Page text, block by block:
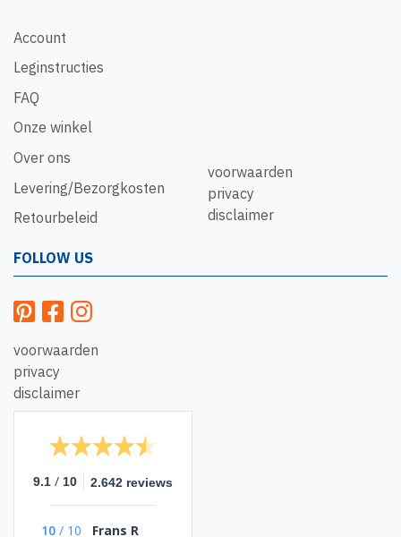
Account
Leginstructies
FAQ
Onze winkel
Over ons
Levering/Bezorgkosten
Retourbeleid
voorwaarden
privacy
disclaimer
FOLLOW US
voorwaarden
privacy
disclaimer
9.1 / 10 2.642 reviews
10 / 10 Frans R